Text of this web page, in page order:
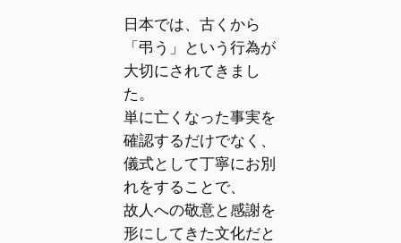
日本では、古くから
「弔う」という行為が
大切にされてきまし
た。
単に亡くなった事実を
確認するだけでなく、
儀式として丁寧にお別
れをすることで、
故人への敬意と感謝を
形にしてきた文化だと